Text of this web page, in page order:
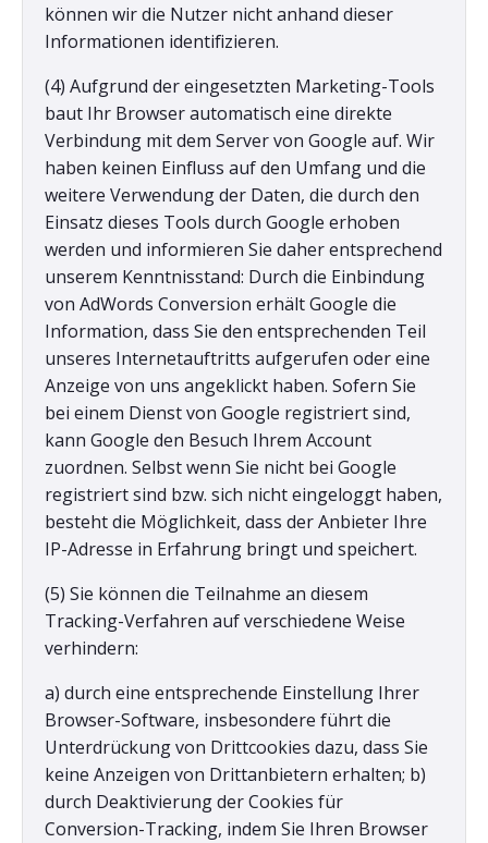
können wir die Nutzer nicht anhand dieser
Informationen identifizieren.
(4) Aufgrund der eingesetzten Marketing-Tools
baut Ihr Browser automatisch eine direkte
Verbindung mit dem Server von Google auf. Wir
haben keinen Einfluss auf den Umfang und die
weitere Verwendung der Daten, die durch den
Einsatz dieses Tools durch Google erhoben
werden und informieren Sie daher entsprechend
unserem Kenntnisstand: Durch die Einbindung
von AdWords Conversion erhält Google die
Information, dass Sie den entsprechenden Teil
unseres Internetauftritts aufgerufen oder eine
Anzeige von uns angeklickt haben. Sofern Sie
bei einem Dienst von Google registriert sind,
kann Google den Besuch Ihrem Account
zuordnen. Selbst wenn Sie nicht bei Google
registriert sind bzw. sich nicht eingeloggt haben,
besteht die Möglichkeit, dass der Anbieter Ihre
IP-Adresse in Erfahrung bringt und speichert.
(5) Sie können die Teilnahme an diesem
Tracking-Verfahren auf verschiedene Weise
verhindern:
a) durch eine entsprechende Einstellung Ihrer
Browser-Software, insbesondere führt die
Unterdrückung von Drittcookies dazu, dass Sie
keine Anzeigen von Drittanbietern erhalten; b)
durch Deaktivierung der Cookies für
Conversion-Tracking, indem Sie Ihren Browser